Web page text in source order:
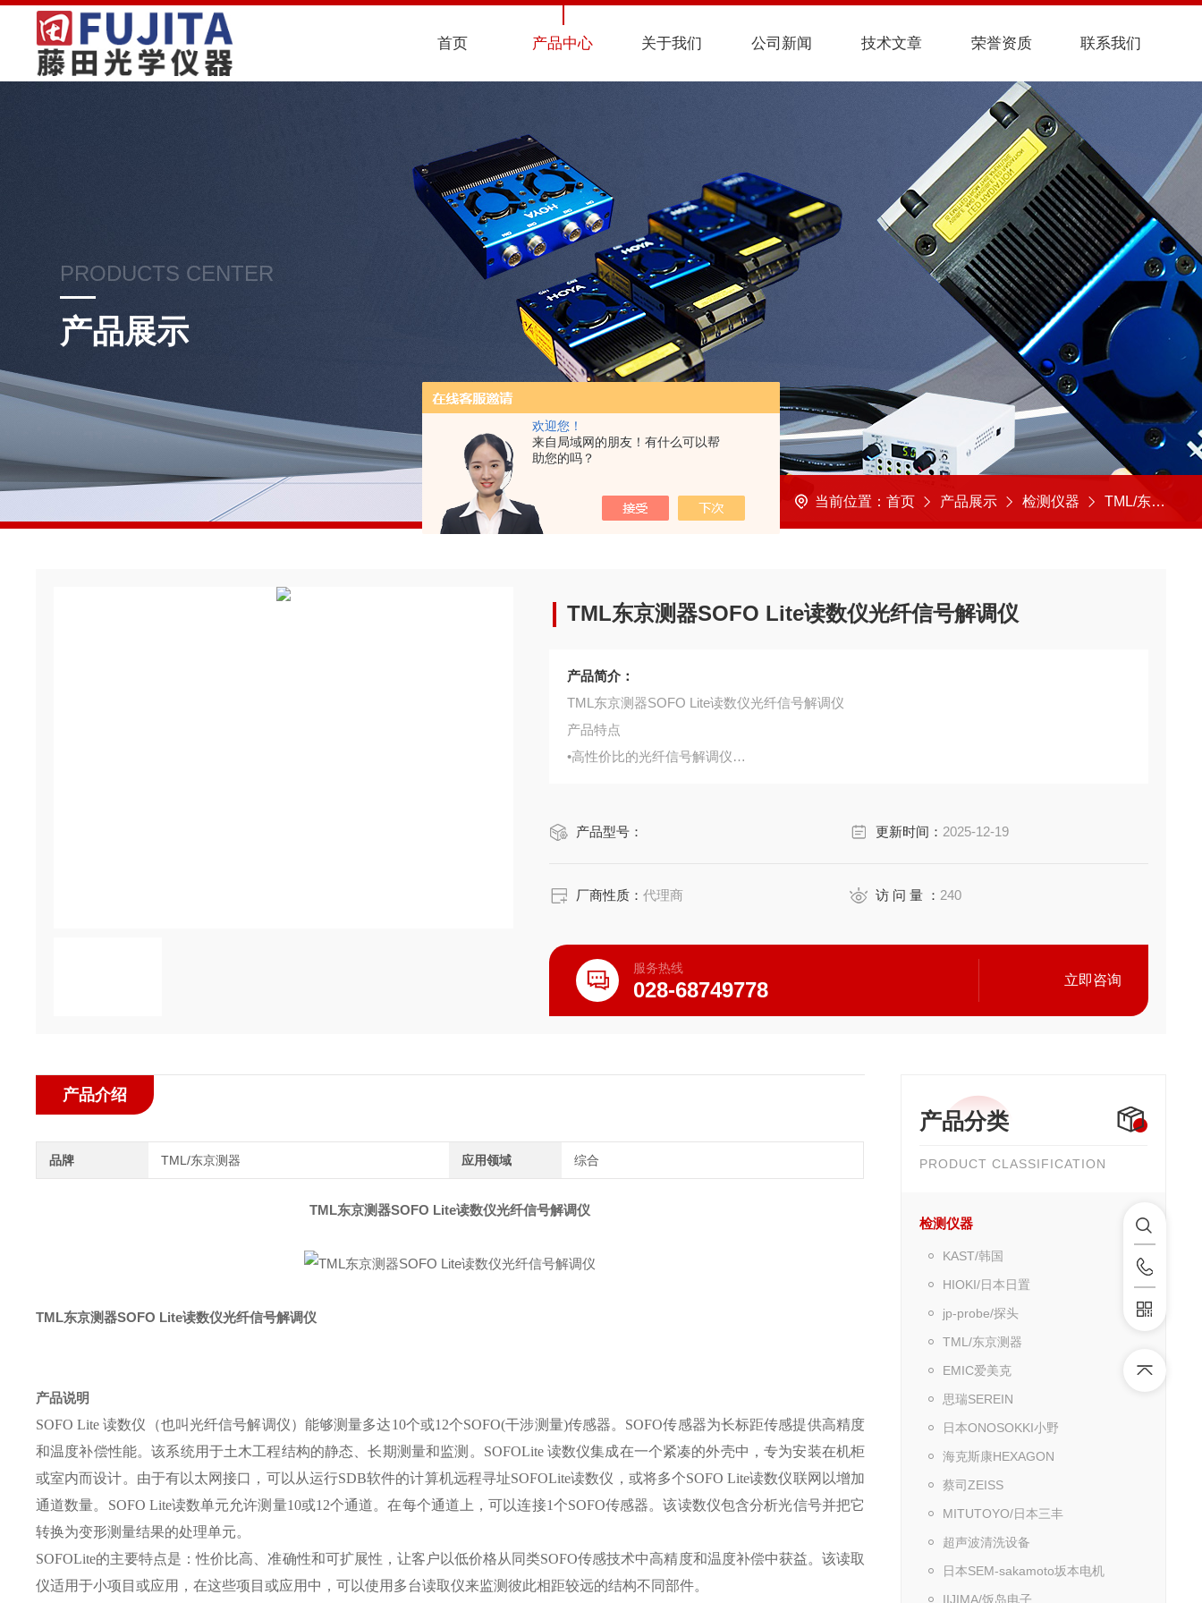
欢迎您！
来自局域网的朋友！有什么可以帮
助您的吗？
首页 产品中心 关于我们 公司新闻 技术文章 荣誉资质 联系我们
PRODUCTS CENTER
产品展示
当前位置： 首页 产品展示 检测仪器 TML/东京测器
TML东京测器SOFO Lite读数仪光纤信号解调仪
产品简介：
TML东京测器SOFO Lite读数仪光纤信号解调仪
产品特点
•高性价比的光纤信号解调仪
SOFO Lite读数仪适合现场使用的可靠、多功能光纤数据记录仪；测读高精度的SOFO变形传感
产品型号： 更新时间： 2025-12-19
厂商性质：代理商 访 问 量 ： 240
服务热线
028-68749778 立即咨询
产品分类
PRODUCT CLASSIFICATION
检测仪器
KAST/韩国
HIOKI/日本日置
jp-probe/探头
TML/东京测器
EMIC爱美克
思瑞SEREIN
日本ONOSOKKI小野
海克斯康HEXAGON
蔡司ZEISS
MITUTOYO/日本三丰
超声波清洗设备
日本SEM-sakamoto坂本电机
IIJIMA/饭岛电子
产品介绍
品牌 TML/东京测器 应用领域 综合
TML东京测器SOFO Lite读数仪光纤信号解调仪
TML东京测器SOFO Lite读数仪光纤信号解调仪
产品说明
SOFO Lite 读数仪（也叫光纤信号解调仪）能够测量多达10个或12个SOFO(干涉测量)传感器。SOFO传感器为长标距传感提供高精度
和温度补偿性能。该系统用于土木工程结构的静态、长期测量和监测。SOFOLite 读数仪集成在一个紧凑的外壳中，专为安装在机柜
或室内而设计。由于有以太网接口，可以从运行SDB软件的计算机远程寻址SOFOLite读数仪，或将多个SOFO Lite读数仪联网以增加
通道数量。SOFO Lite读数单元允许测量10或12个通道。在每个通道上，可以连接1个SOFO传感器。该读数仪包含分析光信号并把它
转换为变形测量结果的处理单元。
SOFOLite的主要特点是：性价比高、准确性和可扩展性，让客户以低价格从同类SOFO传感技术中高精度和温度补偿中获益。该读取
仪适用于小项目或应用，在这些项目或应用中，可以使用多台读取仪来监测彼此相距较远的结构不同部件。